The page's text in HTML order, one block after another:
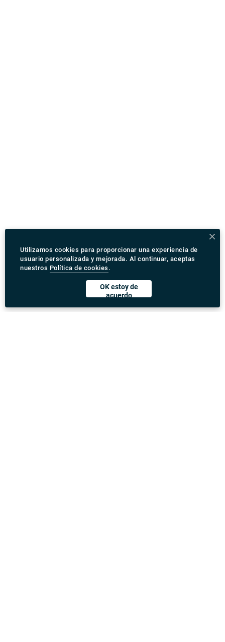
Utilizamos cookies para proporcionar una experiencia de
usuario personalizada y mejorada. Al continuar, aceptas
nuestros Política de cookies .
OK estoy de
acuerdo